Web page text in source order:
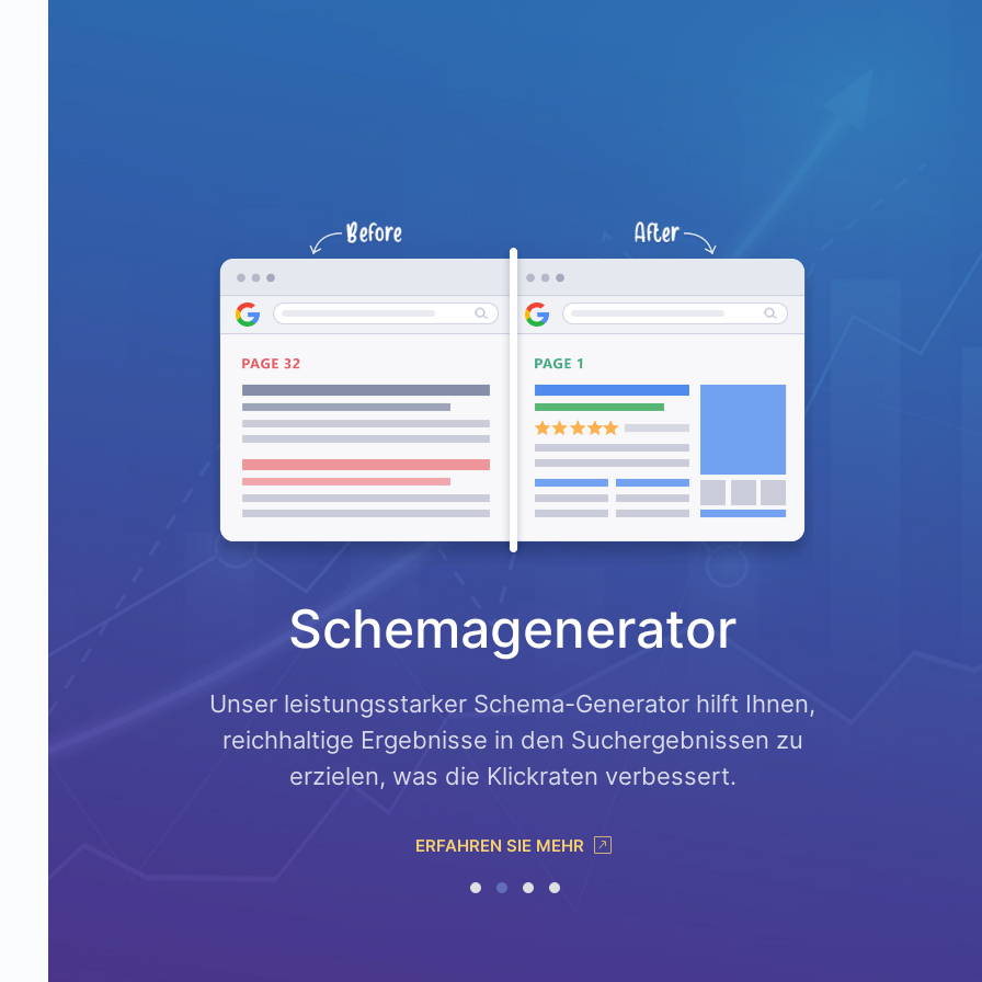
PRO
Schemagenerator
Unser leistungsstarker Schema-Generator hilft Ihnen,
reichhaltige Ergebnisse in den Suchergebnissen zu
erzielen, was die Klickraten verbessert.
ERFAHREN SIE MEHR